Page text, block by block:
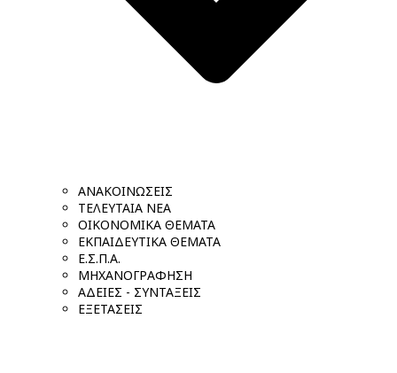
ΑΝΑΚΟΙΝΩΣΕΙΣ
ΤΕΛΕΥΤΑΙΑ ΝΕΑ
ΟΙΚΟΝΟΜΙΚΑ ΘΕΜΑΤΑ
ΕΚΠΑΙΔΕΥΤΙΚΑ ΘΕΜΑΤΑ
Ε.Σ.Π.Α.
ΜΗΧΑΝΟΓΡΑΦΗΣΗ
ΑΔΕΙΕΣ - ΣΥΝΤΑΞΕΙΣ
ΕΞΕΤΑΣΕΙΣ